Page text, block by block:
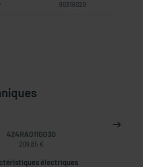
90318020
424RA011G030
209,85 €
électriques